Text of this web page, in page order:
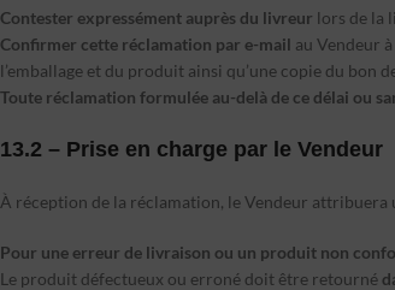
Contester expressément auprès du livreur lors de la
Confirmer cette réclamation par e-mail au Vendeur à
l’emballage et du produit ainsi qu’une copie du bon
Toute réclamation formulée au-delà de ce délai ou
13.2 – Prise en charge par le Vendeur
À réception de la réclamation, le Vendeur attribuera
Pour une erreur de livraison ou un produit non
Le produit défectueux ou erroné doit être retourné